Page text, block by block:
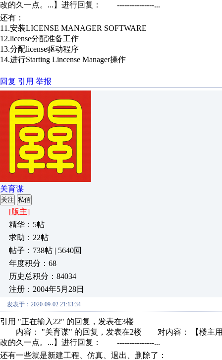
改的久一点。...】进行回复： ---------------...
还有：
11.安装LICENSE MANAGER SOFTWARE
12.license分配准备工作
13.分配license驱动程序
14.进行Starting Lincense Manager操作
回复 引用 举报
关育谋
关注 私信
[版主]
精华：5帖
求助：22帖
帖子：738帖 | 5640回
年度积分：68
历史总积分：84034
注册：2004年5月28日
发表于：2020-09-02 21:13:34
引用 "正在输入22" 的回复，发表在3楼
内容： "关育谋" 的回复，发表在2楼 对内容： 【楼主用
改的久一点。...】进行回复： ---------------...
还有一些就是新建工程、仿真、退出、删除了：